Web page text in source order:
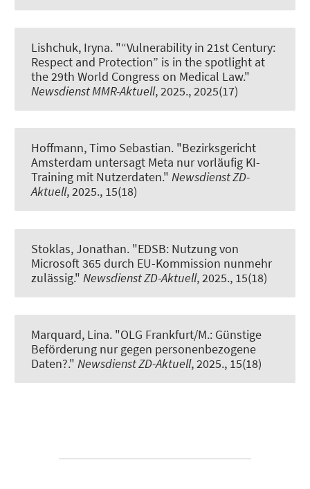
Lishchuk, Iryna. "“Vulnerability in 21st Century:
Respect and Protection” is in the spotlight at
the 29th World Congress on Medical Law."
Newsdienst MMR-Aktuell, 2025., 2025(17)
Hoffmann, Timo Sebastian. "Bezirksgericht
Amsterdam untersagt Meta nur vorläufig KI-
Training mit Nutzerdaten." Newsdienst ZD-
Aktuell, 2025., 15(18)
Stoklas, Jonathan. "EDSB: Nutzung von
Microsoft 365 durch EU-Kommission nunmehr
zulässig." Newsdienst ZD-Aktuell, 2025., 15(18)
Marquard, Lina. "OLG Frankfurt/M.: Günstige
Beförderung nur gegen personenbezogene
Daten?." Newsdienst ZD-Aktuell, 2025., 15(18)